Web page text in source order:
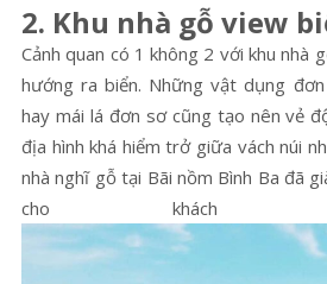
2. Khu nhà gỗ view
Cảnh quan có 1 không 2 với khu nhà
hướng ra biển. Những vật dụng
hay mái lá đơn sơ cũng tạo nên vẻ
địa hình khá hiểm trở giữa vách núi
nhà nghĩ gỗ tại Bãi nồm Bình Ba đã
cho khách